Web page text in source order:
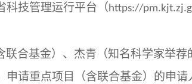
科技管理运行平台（ https://
联合基金）、杰青（知名科学家举
请重点项目（含联合基金）的申